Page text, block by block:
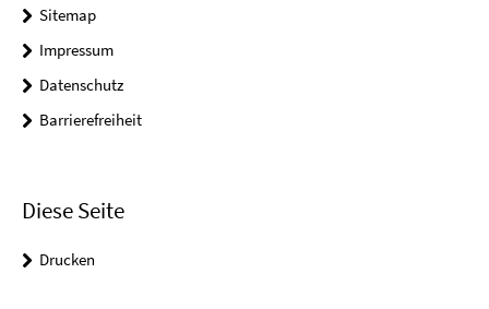
Sitemap
Impressum
Datenschutz
Barrierefreiheit
Diese Seite
Drucken